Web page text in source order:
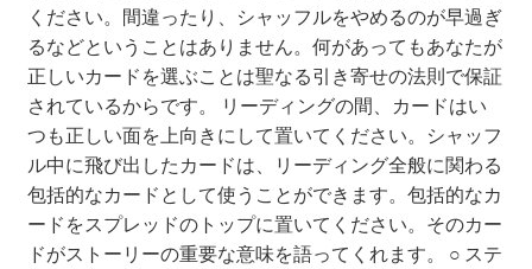
ください。間違ったり、シャッフルをやめるのが早過ぎ
るなどということはありません。何があってもあなたが
正しいカードを選ぶことは聖なる引き寄せの法則で保証
されているからです。 リーディングの間、カードはい
つも正しい面を上向きにして置いてください。シャッフ
ル中に飛び出したカードは、リーディング全般に関わる
包括的なカードとして使うことができます。包括的なカ
ードをスプレッドのトップに置いてください。そのカー
ドがストーリーの重要な意味を語ってくれます。 ○ ステ